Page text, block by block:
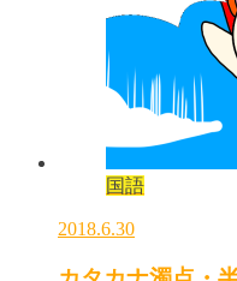
国語
2018.6.30